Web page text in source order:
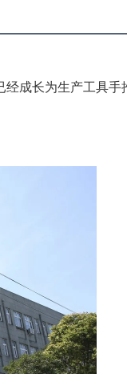
成长为生产工具